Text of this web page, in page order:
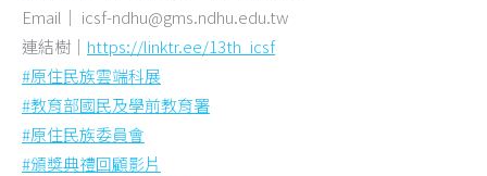
Email｜ icsf-ndhu@gms.ndhu.edu.tw
連結樹｜ https://linktr.ee/13th_icsf
#原住民族雲端科展
#教育部國民及學前教育署
#原住民族委員會
#頒獎典禮回顧影片